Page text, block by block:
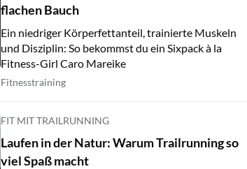
flachen Bauch
Ein niedriger Körperfettanteil, trainierte Muskeln
und Disziplin: So bekommst du ein Sixpack à la
Fitness-Girl Caro Mareike
Fitnesstraining
FIT MIT TRAILRUNNING
Laufen in der Natur: Warum Trailrunning so
viel Spaß macht